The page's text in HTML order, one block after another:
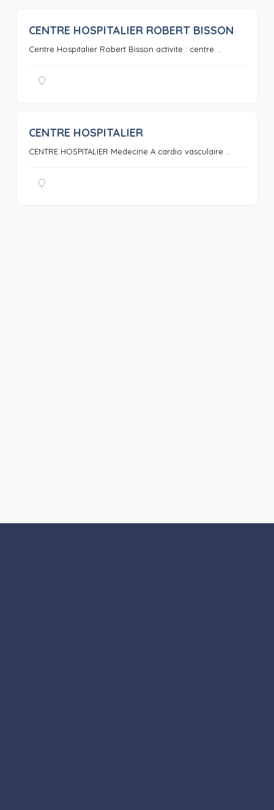
0
CENTRE HOSPITALIER ROBERT BISSON
Centre Hospitalier Robert Bisson activite : centre ...
CENTRE HOSPITALIER
CENTRE HOSPITALIER Medecine A cardio vasculaire ...